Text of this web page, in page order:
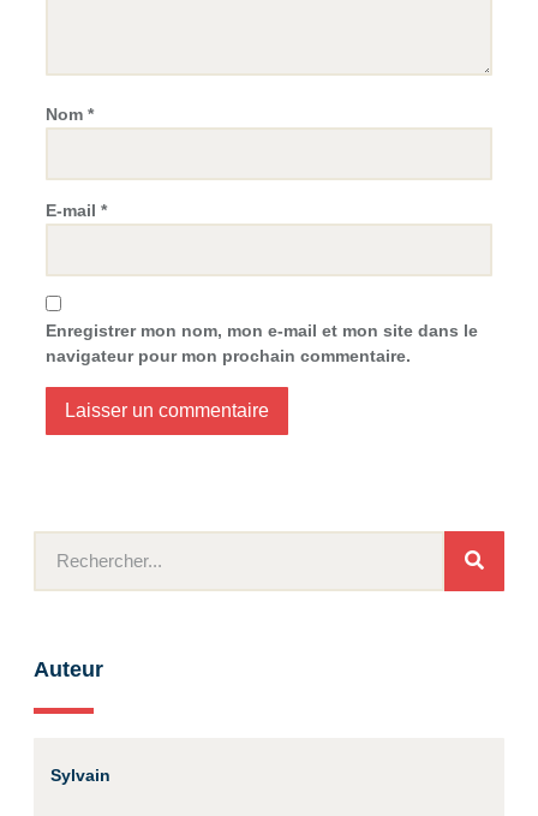
Nom *
E-mail *
Enregistrer mon nom, mon e-mail et mon site dans le
navigateur pour mon prochain commentaire.
Auteur
Sylvain